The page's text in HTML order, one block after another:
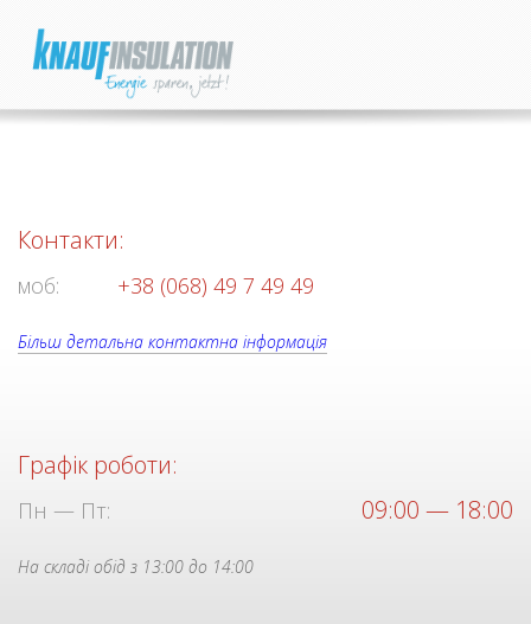
Контакти:
моб: +38 (068) 49 7 49 49
Більш детальна контактна інформація
Графік роботи:
Пн — Пт: 09:00 — 18:00
На складі обід з 13:00 до 14:00